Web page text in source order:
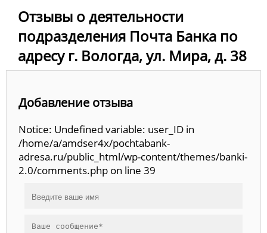
Отзывы о деятельности
подразделения Почта Банка по
адресу г. Вологда, ул. Мира, д. 38
Добавление отзыва
Notice: Undefined variable: user_ID in
/home/a/amdser4x/pochtabank-
adresa.ru/public_html/wp-content/themes/banki-
2.0/comments.php on line 39